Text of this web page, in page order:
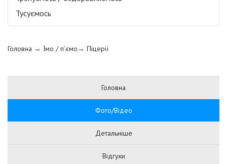
Тусуємось
Головна → Їмо / п’ємо→ Піцерії
Головна
Фото/Відео
Детальніше
Відгуки